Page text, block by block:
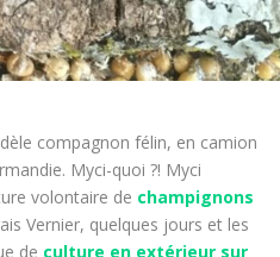
compagnon félin, en camion
Myci-quoi ?! Myci
volontaire de champignons
Vernier, quelques jours et les
de culture en extérieur sur